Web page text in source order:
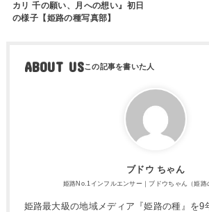
カリ 千の願い、月への想い』初日
の様子【姫路の種写真部】
ABOUT US
ブドウ ちゃん
姫路No.1インフルエンサー｜ブドウちゃん（姫路
姫路最大級の地域メディア『姫路の種』を9